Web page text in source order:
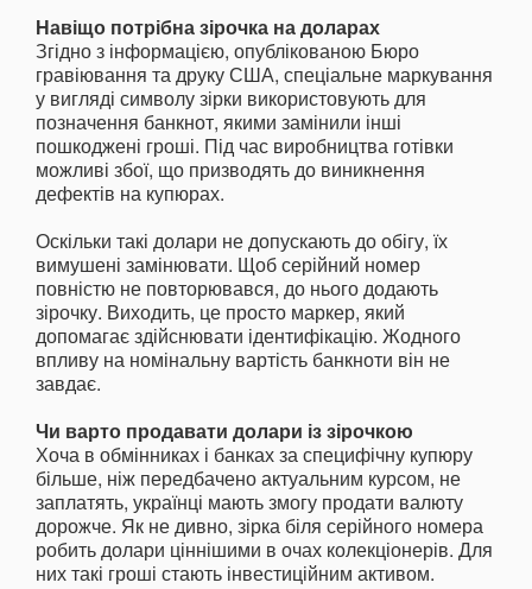
Навіщо потрібна зірочка на доларах
Згідно з інформацією, опублікованою Бюро
гравіювання та друку США, спеціальне маркування
у вигляді символу зірки використовують для
позначення банкнот, якими замінили інші
пошкоджені гроші. Під час виробництва готівки
можливі збої, що призводять до виникнення
дефектів на купюрах.
Оскільки такі долари не допускають до обігу, їх
вимушені замінювати. Щоб серійний номер
повністю не повторювався, до нього додають
зірочку. Виходить, це просто маркер, який
допомагає здійснювати ідентифікацію. Жодного
впливу на номінальну вартість банкноти він не
завдає.
Чи варто продавати долари із зірочкою
Хоча в обмінниках і банках за специфічну купюру
більше, ніж передбачено актуальним курсом, не
заплатять, українці мають змогу продати валюту
дорожче. Як не дивно, зірка біля серійного номера
робить долари ціннішими в очах колекціонерів. Для
них такі гроші стають інвестиційним активом.